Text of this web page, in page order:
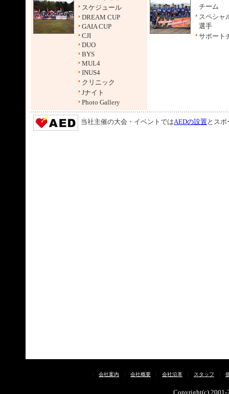
スケジュール
DREAM CUP
GAIA CUP
CJI
DUO
BYS
MUL4
INUS4
クリニック
Jナイト
Photo Gallery
チーム
スペシャ
選手
サポート
当社主催の大会・イベントではAEDの設置とス
会社案内 会社概要 会社沿革 スタッフ
Copyright(c) 2001-